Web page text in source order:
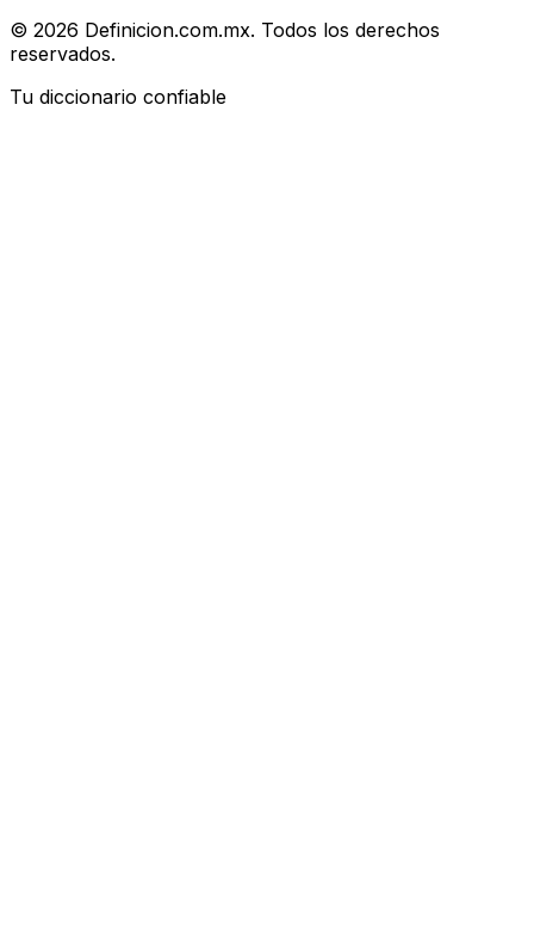
© 2026 Definicion.com.mx. Todos los derechos
reservados.
Tu diccionario confiable